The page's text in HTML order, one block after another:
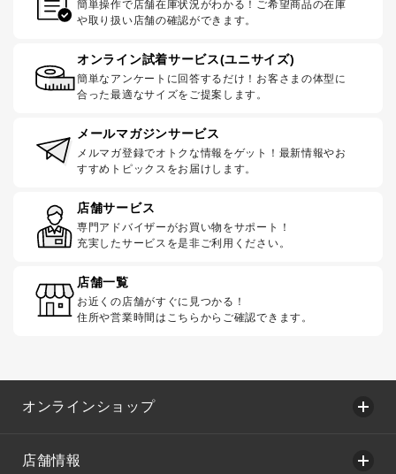
簡単操作で店舗在庫状況がわかる！ご希望商品の在庫
や取り扱い店舗の確認ができます。
オンライン試着サービス(ユニサイズ)
簡単なアンケートに回答するだけ！お客さまの体型に
合った最適なサイズをご提案します。
メールマガジンサービス
メルマガ登録でオトクな情報をゲット！最新情報やお
すすめトピックスをお届けします。
店舗サービス
専門アドバイザーがお買い物をサポート！
充実したサービスを是非ご利用ください。
店舗一覧
お近くの店舗がすぐに見つかる！
住所や営業時間はこちらからご確認できます。
オンラインショップ
店舗情報